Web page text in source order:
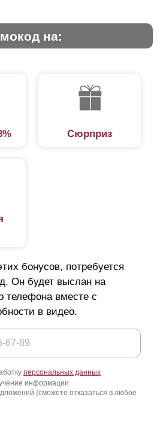
на:
Сюрприз
бонусов, потребуется
Он будет выслан на
телефона вместе с
в видео.
персональных данных
информации
(сможете отказаться в любое